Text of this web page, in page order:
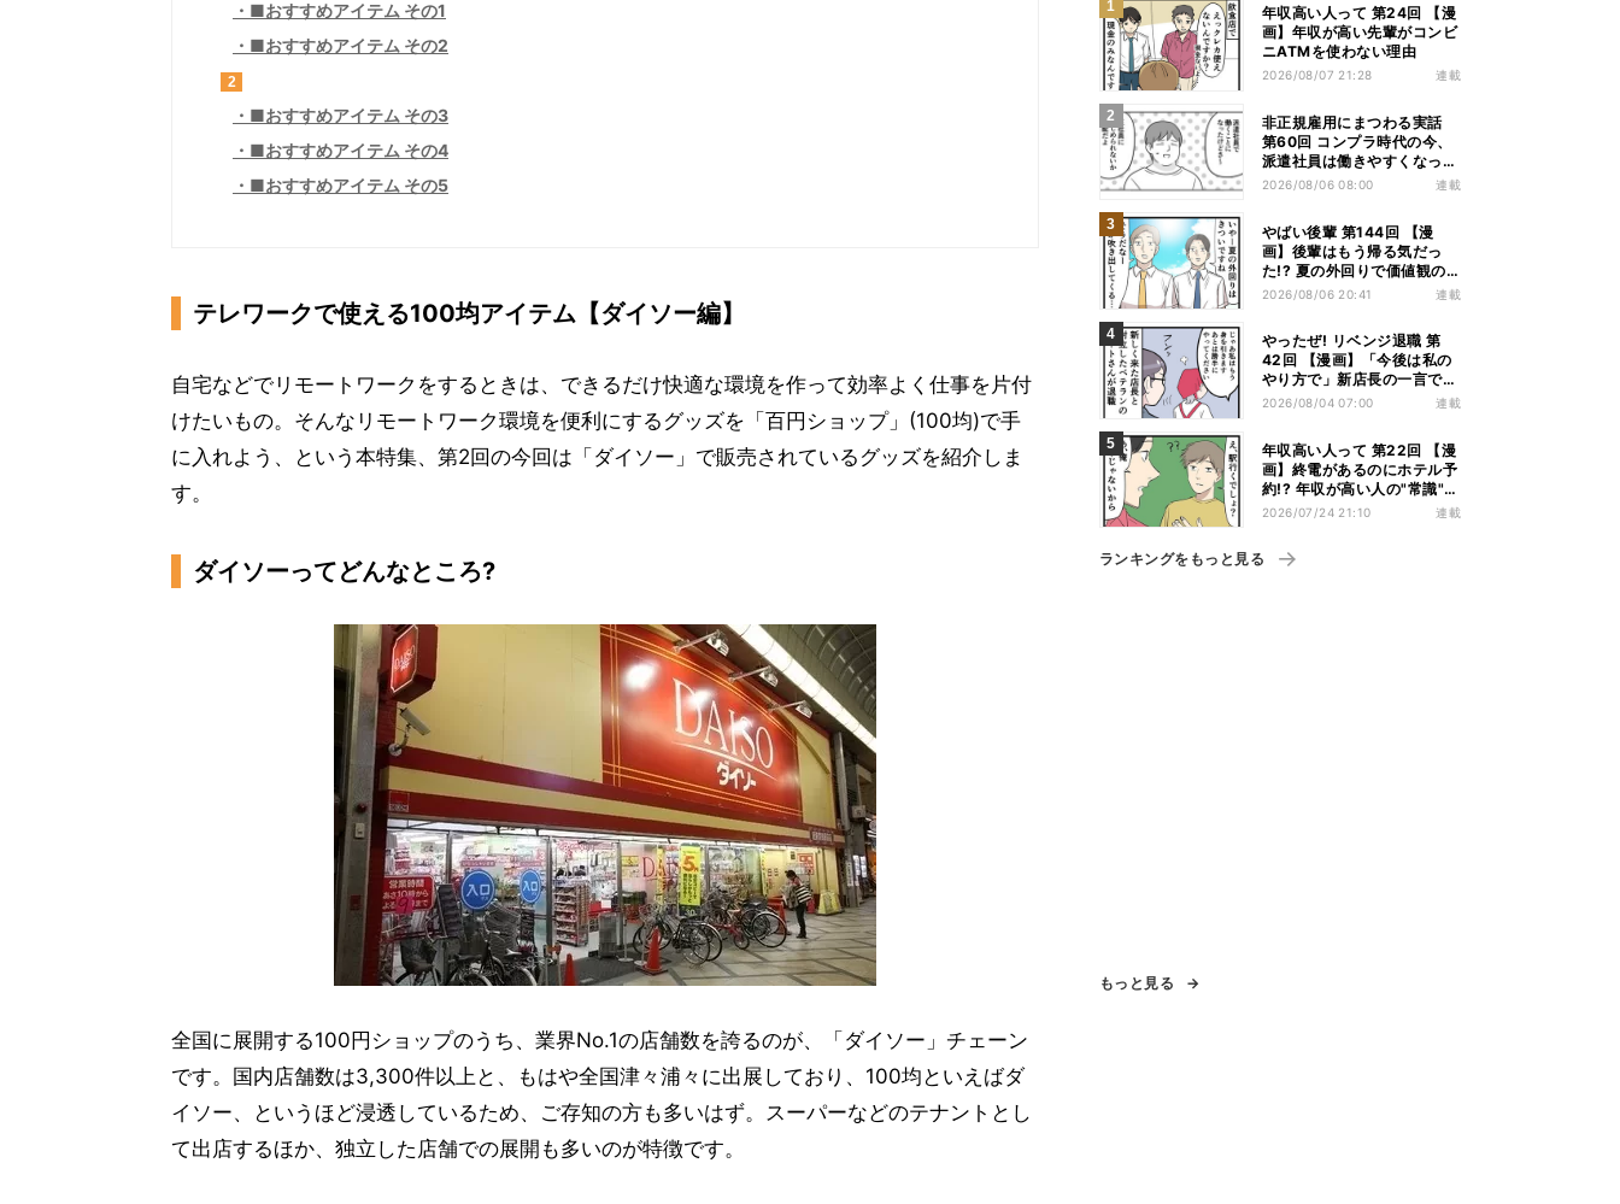
■おすすめアイテム その1
■おすすめアイテム その2
2
■おすすめアイテム その3
■おすすめアイテム その4
■おすすめアイテム その5
テレワークで使える100均アイテム【ダイソー編】
自宅などでリモートワークをするときは、できるだけ快適な環境を作って効率よく仕事を片付
けたいもの。そんなリモートワーク環境を便利にするグッズを「百円ショップ」(100均)で手
に入れよう、という本特集、第2回の今回は「ダイソー」で販売されているグッズを紹介しま
す。
ダイソーってどんなところ?
全国に展開する100円ショップのうち、業界No.1の店舗数を誇るのが、「ダイソー」チェーン
です。国内店舗数は3,300件以上と、もはや全国津々浦々に出展しており、100均といえばダ
イソー、というほど浸透しているため、ご存知の方も多いはず。スーパーなどのテナントとし
て出店するほか、独立した店舗での展開も多いのが特徴です。
年収高い人って 第24回 【漫
画】年収が高い先輩がコンビ
ニATMを使わない理由
2026/08/07 21:28 連載
非正規雇用にまつわる実話
第60回 コンプラ時代の今、
派遣社員は働きやすくなっ
た?
2026/08/06 08:00 連載
やばい後輩 第144回 【漫
画】後輩はもう帰る気だっ
た!? 夏の外回りで価値観の
違いを実感
2026/08/06 20:41 連載
やったぜ! リベンジ退職 第
42回 【漫画】「今後は私の
やり方で」新店長の一言でベ
テラン退職→崩壊した現場
2026/08/04 07:00 連載
年収高い人って 第22回 【漫
画】終電があるのにホテル予
約!? 年収が高い人の"常識"に
驚かされた夜
2026/07/24 21:10 連載
ランキングをもっと見る
もっと見る